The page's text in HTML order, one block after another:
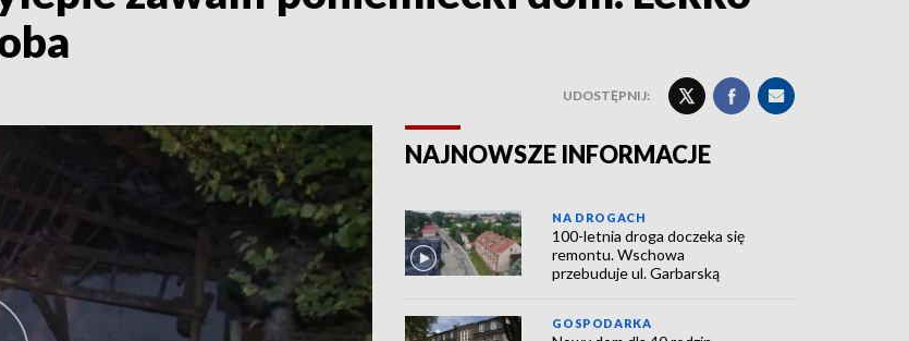
UDOSTĘPNIJ:
NAJNOWSZE INFORMACJE
NA DROGACH
100-letnia droga doczeka się
remontu. Wschowa
przebuduje ul. Garbarską
GOSPODARKA